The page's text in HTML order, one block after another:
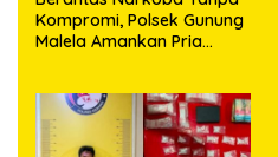
Kompromi, Polsek Gunung
Malela Amankan Pria